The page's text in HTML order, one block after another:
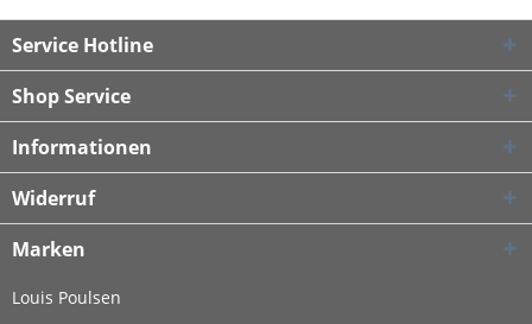
Service Hotline
Shop Service
Informationen
Widerruf
Marken
Louis Poulsen